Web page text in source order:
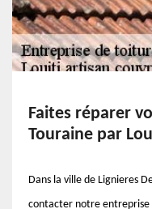
Faites réparer
Touraine par
Dans la ville de Lignieres
contacter notre